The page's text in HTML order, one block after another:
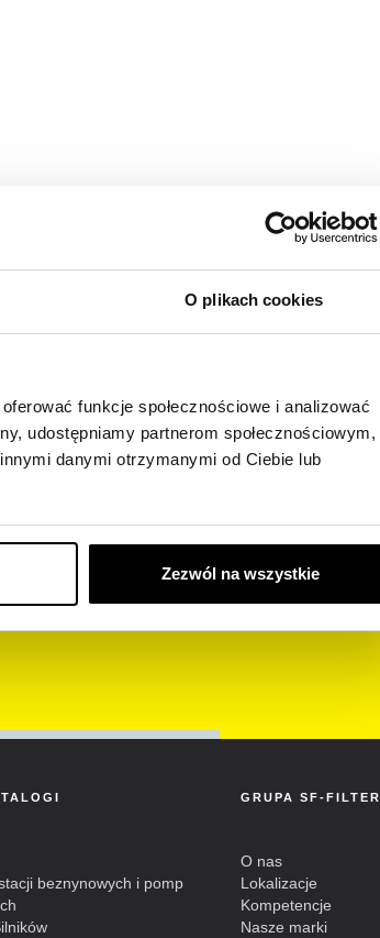
O plikach cookies
funkcje społecznościowe i analizować
udostępniamy partnerom społecznościowym,
danymi otrzymanymi od Ciebie lub
Zezwól na wszystkie
mailingową,
i aktualizacjami.
prywatności. Informacje
firmy SF-Filter.
beznynowych i pomp
GRUPA SF-FILTER
O nas
Lokalizacje
Kompetencje
Nasze marki